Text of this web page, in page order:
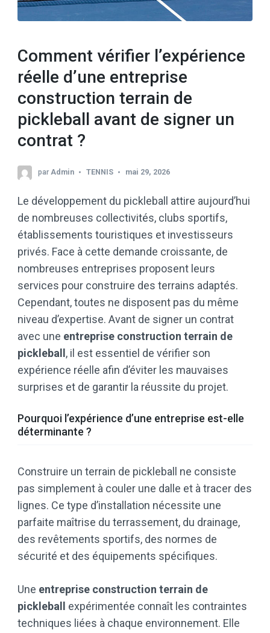
Comment vérifier l’expérience
réelle d’une entreprise
construction terrain de
pickleball avant de signer un
contrat ?
parAdmin TENNIS mai 29, 2026
Le développement du pickleball attire aujourd’hui
de nombreuses collectivités, clubs sportifs,
établissements touristiques et investisseurs
privés. Face à cette demande croissante, de
nombreuses entreprises proposent leurs
services pour construire des terrains adaptés.
Cependant, toutes ne disposent pas du même
niveau d’expertise. Avant de signer un contrat
avec une entreprise construction terrain de
pickleball , il est essentiel de vérifier son
expérience réelle afin d’éviter les mauvaises
surprises et de garantir la réussite du projet.
Pourquoi l’expérience d’une entreprise est-elle
déterminante ?
Construire un terrain de pickleball ne consiste
pas simplement à couler une dalle et à tracer des
lignes. Ce type d’installation nécessite une
parfaite maîtrise du terrassement, du drainage,
des revêtements sportifs, des normes de
sécurité et des équipements spécifiques.
Une entreprise construction terrain de
pickleball
expérimentée connaît les contraintes
techniques liées à chaque environnement. Elle